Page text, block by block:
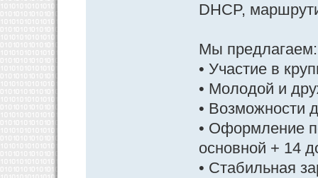
DHCP,
Мы предлагаем:
• Участие в
• Молодой и
• Возможности
• Оформление
основной + 14
• Стабильная